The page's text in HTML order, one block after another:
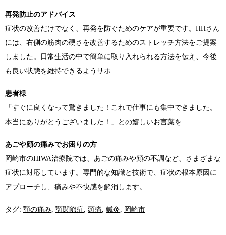
再発防止のアドバイス
症状の改善だけでなく、再発を防ぐためのケアが重要です。HHさん
には、右側の筋肉の硬さを改善するためのストレッチ方法をご提案
しました。日常生活の中で簡単に取り入れられる方法を伝え、今後
も良い状態を維持できるようサポ
患者様
「すぐに良くなって驚きました！これで仕事にも集中できました。
本当にありがとうございました！」との嬉しいお言葉を
あごや顔の痛みでお困りの方
岡崎市のHIWA治療院では、あごの痛みや顔の不調など、さまざまな
症状に対応しています。専門的な知識と技術で、症状の根本原因に
アプローチし、痛みや不快感を解消します。
タグ: 顎の痛み, 顎関節症, 頭痛, 鍼灸, 岡崎市